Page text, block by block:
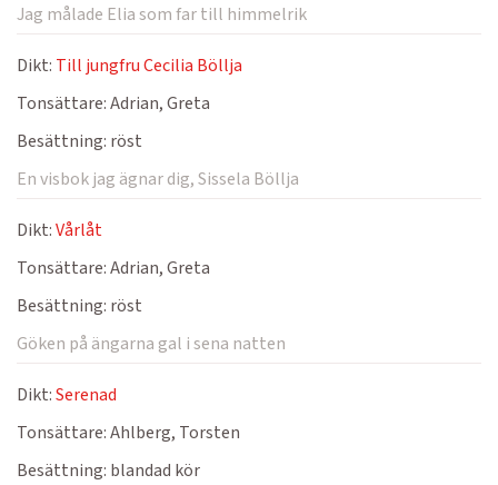
Jag målade Elia som far till himmelrik
Dikt: Till jungfru Cecilia Böllja
Tonsättare:Adrian, Greta
Besättning: röst
En visbok jag ägnar dig, Sissela Böllja
Dikt:Vårlåt
Tonsättare:Adrian, Greta
Besättning: röst
Göken på ängarna gal i sena natten
Dikt:Serenad
Tonsättare:Ahlberg, Torsten
Besättning: blandad kör